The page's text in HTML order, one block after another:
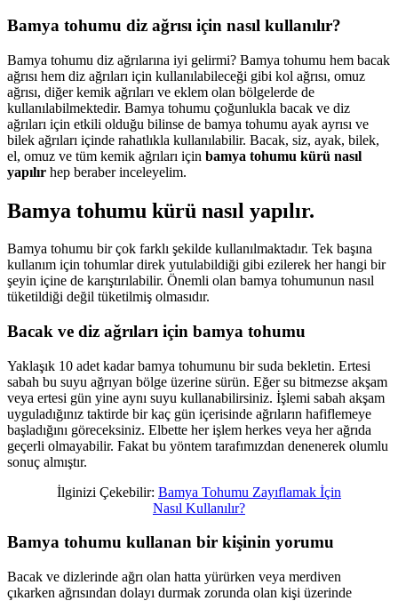
Bamya tohumu diz ağrısı için nasıl kullanılır?
Bamya tohumu diz ağrılarına iyi gelirmi? Bamya tohumu hem bacak
ağrısı hem diz ağrıları için kullanılabileceği gibi kol ağrısı, omuz
ağrısı, diğer kemik ağrıları ve eklem olan bölgelerde de
kullanılabilmektedir. Bamya tohumu çoğunlukla bacak ve diz
ağrıları için etkili olduğu bilinse de bamya tohumu ayak ayrısı ve
bilek ağrıları içinde rahatlıkla kullanılabilir. Bacak, siz, ayak, bilek,
el, omuz ve tüm kemik ağrıları için bamya tohumu kürü nasıl
yapılır hep beraber inceleyelim.
Bamya tohumu kürü nasıl yapılır.
Bamya tohumu bir çok farklı şekilde kullanılmaktadır. Tek başına
kullanım için tohumlar direk yutulabildiği gibi ezilerek her hangi bir
şeyin içine de karıştırılabilir. Önemli olan bamya tohumunun nasıl
tüketildiği değil tüketilmiş olmasıdır.
Bacak ve diz ağrıları için bamya tohumu
Yaklaşık 10 adet kadar bamya tohumunu bir suda bekletin. Ertesi
sabah bu suyu ağrıyan bölge üzerine sürün. Eğer su bitmezse akşam
veya ertesi gün yine aynı suyu kullanabilirsiniz. İşlemi sabah akşam
uyguladığınız taktirde bir kaç gün içerisinde ağrıların hafiflemeye
başladığını göreceksiniz. Elbette her işlem herkes veya her ağrıda
geçerli olmayabilir. Fakat bu yöntem tarafımızdan denenerek olumlu
sonuç almıştır.
İlginizi Çekebilir: Bamya Tohumu Zayıflamak İçin
Nasıl Kullanılır?
Bamya tohumu kullanan bir kişinin yorumu
Bacak ve dizlerinde ağrı olan hatta yürürken veya merdiven
çıkarken ağrısından dolayı durmak zorunda olan kişi üzerinde